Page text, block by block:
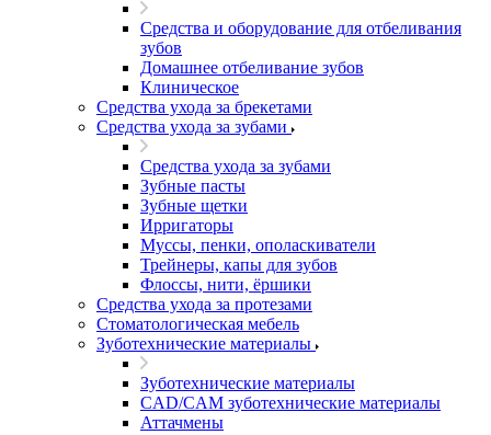
Средства и оборудование для отбеливания
зубов
Домашнее отбеливание зубов
Клиническое
Средства ухода за брекетами
Средства ухода за зубами
Средства ухода за зубами
Зубные пасты
Зубные щетки
Ирригаторы
Муссы, пенки, ополаскиватели
Трейнеры, капы для зубов
Флоссы, нити, ёршики
Средства ухода за протезами
Стоматологическая мебель
Зуботехнические материалы
Зуботехнические материалы
CAD/CAM зуботехнические материалы
Аттачмены